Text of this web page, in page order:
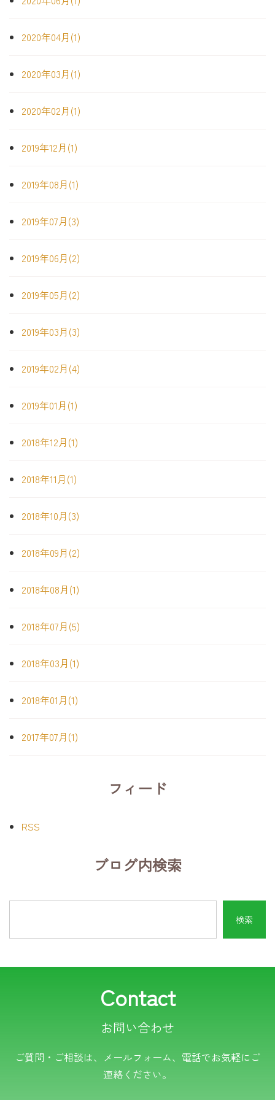
2020年04月(1)
2020年03月(1)
2020年02月(1)
2019年12月(1)
2019年08月(1)
2019年07月(3)
2019年06月(2)
2019年05月(2)
2019年03月(3)
2019年02月(4)
2019年01月(1)
2018年12月(1)
2018年11月(1)
2018年10月(3)
2018年09月(2)
2018年08月(1)
2018年07月(5)
2018年03月(1)
2018年01月(1)
2017年07月(1)
フィード
RSS
ブログ内検索
Contact
お問い合わせ
ご質問・ご相談は、メールフォーム、電話でお気軽にご
連絡ください。
電話でのお問い合わせ